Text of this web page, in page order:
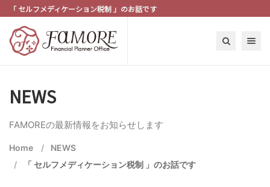
「 セルフメディケーション税制 」のお話です
Toggle
NEWS
FAMOREの最新情報をお知らせします
Home
NEWS
「 セルフメディケーション税制 」のお話です